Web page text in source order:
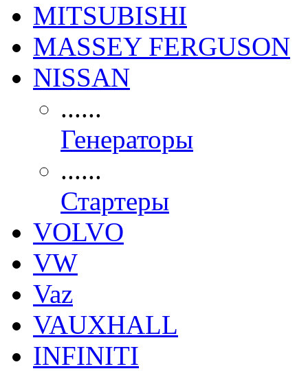
MITSUBISHI
MASSEY FERGUSON
NISSAN
......
Генераторы
......
Стартеры
VOLVO
VW
Vaz
VAUXHALL
INFINITI